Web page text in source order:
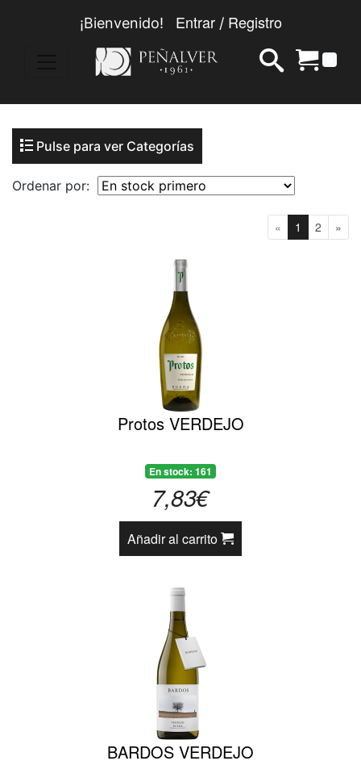
¡Bienvenido! Entrar/ Registro
Pulse para ver Categorías
Ordenar por:
« 1 2 »
Protos VERDEJO
En stock: 161
7,83€
Añadir al carrito
BARDOS VERDEJO